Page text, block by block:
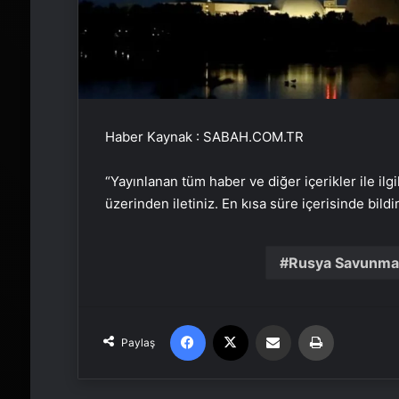
Haber Kaynak : SABAH.COM.TR
“Yayınlanan tüm haber ve diğer içerikler ile
üzerinden iletiniz. En kısa süre içerisinde
Rusya Savunma
Paylaş
Facebook Email'den paylaş